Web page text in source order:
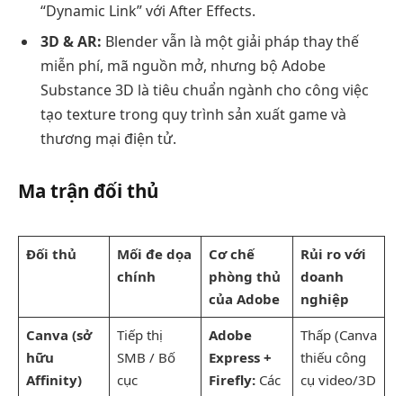
“Dynamic Link” với After Effects.
3D & AR: Blender vẫn là một giải pháp thay thế
miễn phí, mã nguồn mở, nhưng bộ Adobe
Substance 3D là tiêu chuẩn ngành cho công việc
tạo texture trong quy trình sản xuất game và
thương mại điện tử.
Ma trận đối thủ
Đối thủ
Mối đe dọa
chính
Cơ chế
phòng thủ
của Adobe
Rủi ro với
doanh
nghiệp
Canva (sở
hữu
Affinity)
Tiếp thị
SMB / Bố
cục
Adobe
Express +
Firefly:Các
Thấp (Canva
thiếu công
cụ video/3D